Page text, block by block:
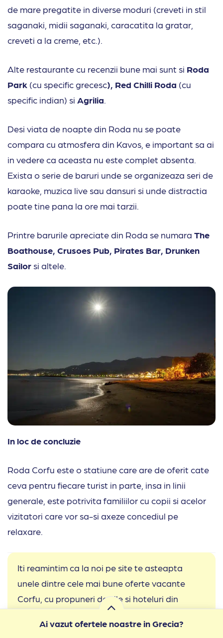
de mare pregatite in diverse moduri (creveti in stil
saganaki, midii saganaki, caracatita la gratar,
creveti a la creme, etc.).
Alte restaurante cu recenzii bune mai sunt si Roda
Park (cu specific grecesc), Red Chilli Roda (cu
specific indian) si Agrilia.
Desi viata de noapte din Roda nu se poate
compara cu atmosfera din Kavos, e important sa ai
in vedere ca aceasta nu este complet absenta.
Exista o serie de baruri unde se organizeaza seri de
karaoke, muzica live sau dansuri si unde distractia
poate tine pana la ore mai tarzii.
Printre barurile apreciate din Roda se numara The
Boathouse, Crusoes Pub, Pirates Bar, Drunken
Sailorsi altele.
In loc de concluzie
Roda Corfu este o statiune care are de oferit cate
ceva pentru fiecare turist in parte, insa in linii
generale, este potrivita familiilor cu copii si acelor
vizitatori care vor sa-si axeze concediul pe
relaxare.
Iti reamintim ca la noi pe site te asteapta
unele dintre cele mai bune oferte vacante
Corfu, cu propuneri de vile si hoteluri din
Ai vazut ofertele noastre in Grecia?